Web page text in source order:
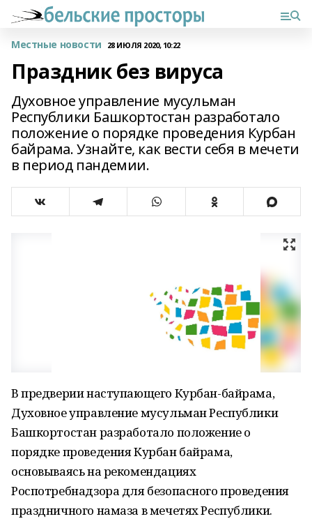
Местные новости 28 ИЮЛЯ 2020, 10:22
Праздник без вируса
Духовное управление мусульман
Республики Башкортостан разработало
положение о порядке проведения Курбан
байрама. Узнайте, как вести себя в мечети
в период пандемии.
В предверии наступающего Курбан-байрама,
Духовное управление мусульман Республики
Башкортостан разработало положение о
порядке проведения Курбан байрама,
основываясь на рекомендациях
Роспотребнадзора для безопасного проведения
праздничного намаза в мечетях Республики.